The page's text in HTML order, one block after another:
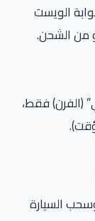
الويست
من الشحن.
(الفرن) فقط،
السيارة